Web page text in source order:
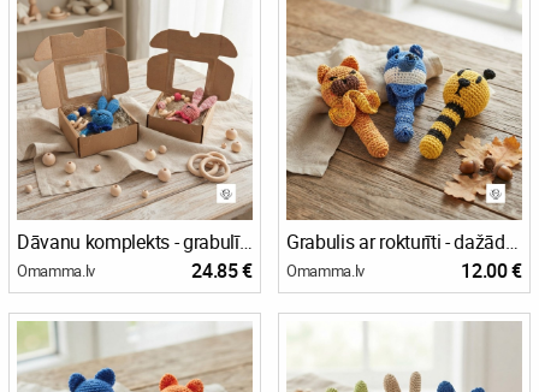
Dāvanu komplekts - grabulītis ar grauzīti
Omamma.lv 24.85 €
Grabulis ar rokturīti - dažādi zvēriņi
Omamma.lv 12.00 €